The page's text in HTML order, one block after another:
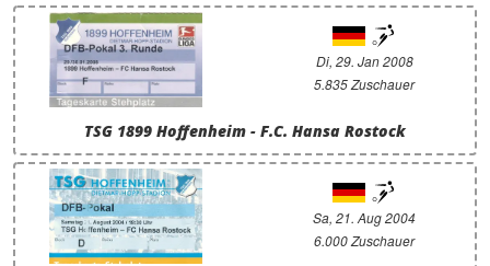
Di, 29. Jan 2008
5.835 Zuschauer
TSG 1899 Hoffenheim - F.C. Hansa Rostock
Sa, 21. Aug 2004
6.000 Zuschauer